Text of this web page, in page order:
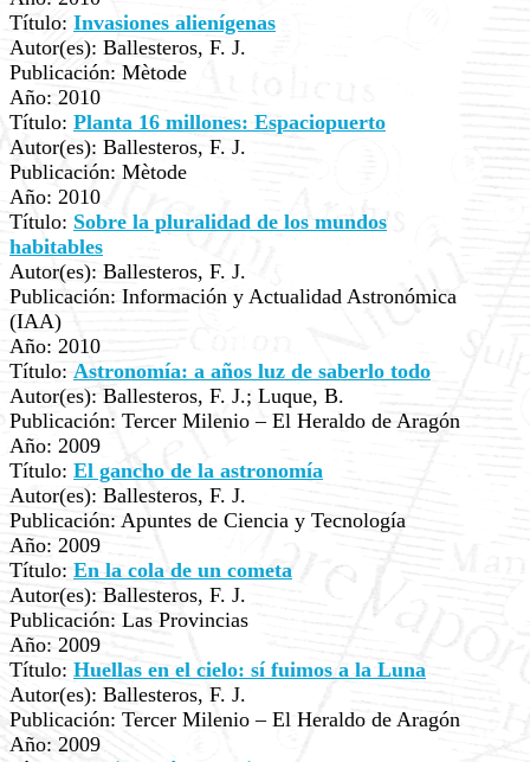
Título: Invasiones alienígenas
Autor(es): Ballesteros, F. J.
Publicación: Mètode
Año: 2010
Título: Planta 16 millones: Espaciopuerto
Autor(es): Ballesteros, F. J.
Publicación: Mètode
Año: 2010
Título: Sobre la pluralidad de los mundos
habitables
Autor(es): Ballesteros, F. J.
Publicación: Información y Actualidad Astronómica
(IAA)
Año: 2010
Título: Astronomía: a años luz de saberlo todo
Autor(es): Ballesteros, F. J.; Luque, B.
Publicación: Tercer Milenio – El Heraldo de Aragón
Año: 2009
Título: El gancho de la astronomía
Autor(es): Ballesteros, F. J.
Publicación: Apuntes de Ciencia y Tecnología
Año: 2009
Título: En la cola de un cometa
Autor(es): Ballesteros, F. J.
Publicación: Las Provincias
Año: 2009
Título: Huellas en el cielo: sí fuimos a la Luna
Autor(es): Ballesteros, F. J.
Publicación: Tercer Milenio – El Heraldo de Aragón
Año: 2009